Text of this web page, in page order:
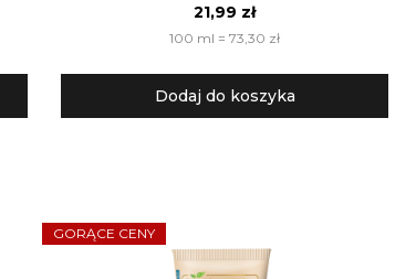
21,99 zł
100 ml = 73,30 zł
Dodaj do koszyka
GORĄCE CENY